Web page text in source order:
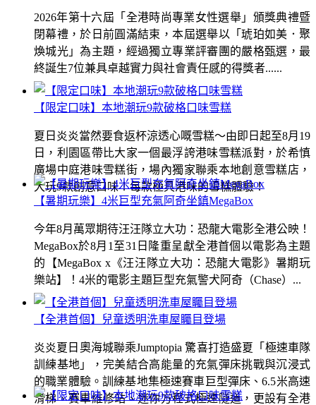
【限定口味】本地潮玩9款破格口味雪糕
夏日炎炎當然要食返杯涼透心嘅雪糕～由即日起至8月19
日，利園區帶比大家一個最浮誇港味雪糕派對，於希慎
廣場中庭港味雪糕街，場內獨家聯乘本地創意雪糕店，
大玩9款創意口味！每款極具港味的雪糕體驗！
【全港首個】兒童透明洗車屋矚目登場
炎炎夏日奧海城聯乘Jumptopia 驚喜打造盛夏「極速車隊
訓練基地」，完美結合高能量的充氣彈床挑戰與沉浸式
的職業體驗。訓練基地集極速賽車巨型彈床、6.5米高速
滑梯、賽車維修站、迷你方程式極速隧道，更設有全港
2026年第十六屆「全港時尚專業女性選舉」頒獎典禮暨
閉幕禮，於日前圓滿結束，本屆選舉以「琥珀如美．聚
煥城光」為主題，經過獨立專業評審團的嚴格甄選，最
終誕生7位兼具卓越實力與社會責任感的得獎者......
【暑期玩樂】4米巨型充氣阿奇坐鎮MegaBox
今年8月萬眾期待汪汪隊立大功：恐龍大電影全港公映！
MegaBox於8月1至31日隆重呈獻全港首個以電影為主題
的【MegaBox x《汪汪隊立大功：恐龍大電影》暑期玩
樂站】！4米的電影主題巨型充氣警犬阿奇（Chase）...